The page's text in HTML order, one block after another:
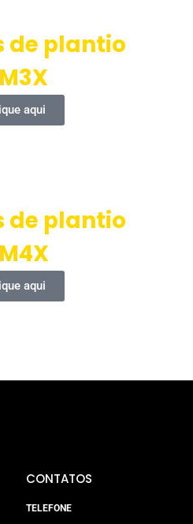
de plantio
aqui
de plantio
aqui
CONTATOS
TELEFONE